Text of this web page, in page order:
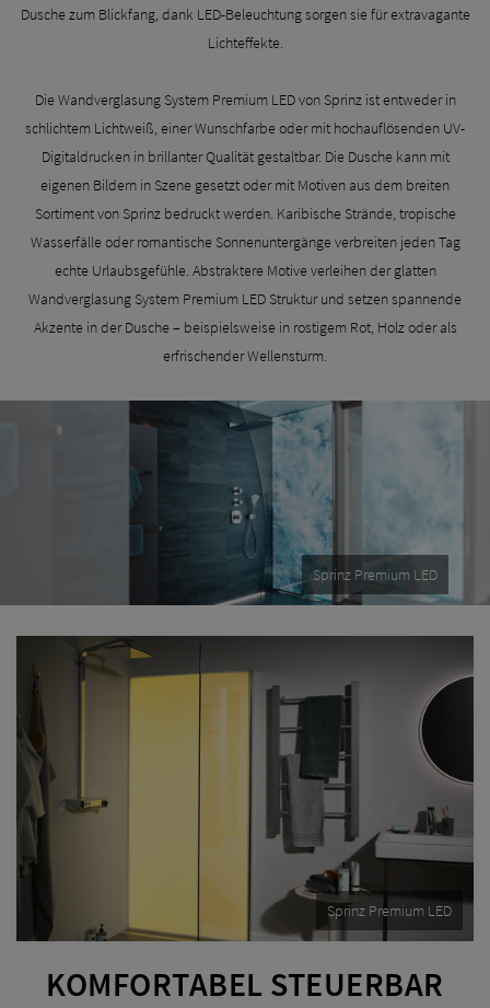
Dusche zum Blickfang, dank LED-Beleuchtung sorgen sie für extravagante
Lichteffekte.
Die Wandverglasung System Premium LED von Sprinz ist entweder in
schlichtem Lichtweiß, einer Wunschfarbe oder mit hochauflösenden UV-
Digitaldrucken in brillanter Qualität gestaltbar. Die Dusche kann mit
eigenen Bildern in Szene gesetzt oder mit Motiven aus dem breiten
Sortiment von Sprinz bedruckt werden. Karibische Strände, tropische
Wasserfälle oder romantische Sonnenuntergänge verbreiten jeden Tag
echte Urlaubsgefühle. Abstraktere Motive verleihen der glatten
Wandverglasung System Premium LED Struktur und setzen spannende
Akzente in der Dusche – beispielsweise in rostigem Rot, Holz oder als
erfrischender Wellensturm.
Sprinz Premium LED
Sprinz Premium LED
KOMFORTABEL STEUERBAR